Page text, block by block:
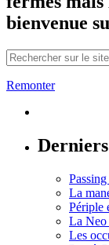
bienvenue
Remonter
La
Périple
La Neo
Les